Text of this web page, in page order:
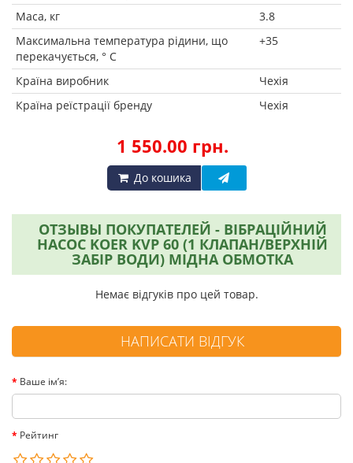
Маса, кг
3.8
Максимальна температура рідини, що
перекачується, ° C
+35
Країна виробник
Чехія
Країна реїстрації бренду
Чехія
1 550.00 грн.
До кошика
ОТЗЫВЫ ПОКУПАТЕЛЕЙ - ВІБРАЦІЙНИЙ
НАСОС KOER KVP 60 (1 КЛАПАН/ВЕРХНІЙ
ЗАБІР ВОДИ) МІДНА ОБМОТКА
Немає відгуків про цей товар.
НАПИСАТИ ВІДГУК
Ваше ім’я:
Рейтинг